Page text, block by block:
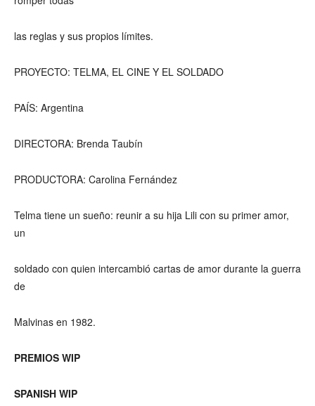
las reglas y sus propios límites.
PROYECTO: TELMA, EL CINE Y EL SOLDADO
PAÍS: Argentina
DIRECTORA: Brenda Taubín
PRODUCTORA: Carolina Fernández
Telma tiene un sueño: reunir a su hija Lili con su primer amor,
un
soldado con quien intercambió cartas de amor durante la guerra
de
Malvinas en 1982.
PREMIOS WIP
SPANISH WIP